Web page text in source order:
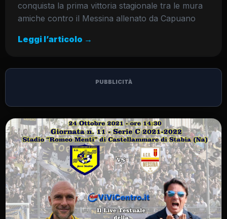
conquista la prima vittoria stagionale tra le mura
amiche contro il Messina allenato da Capuano
Leggi l’articolo →
PUBBLICITÀ